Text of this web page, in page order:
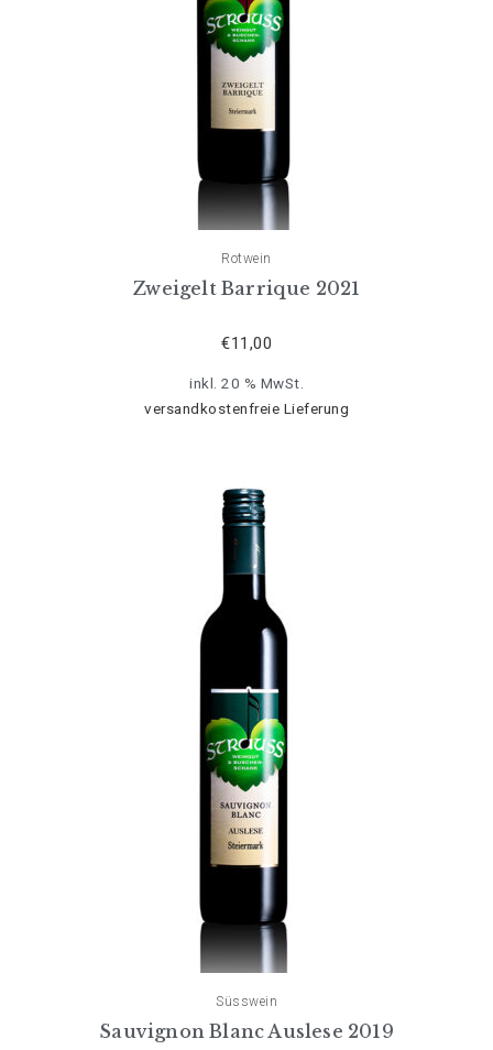
Rotwein
Zweigelt Barrique 2021
€11,00
inkl. 20 % MwSt.
versandkostenfreie Lieferung
Süsswein
Sauvignon Blanc Auslese 2019